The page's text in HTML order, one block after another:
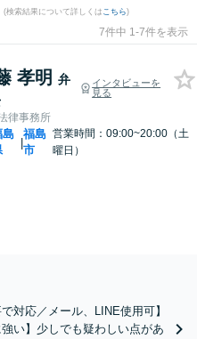
(検索結果について詳しくは こちら)
7件中 1-7件を表示
孝明 弁
インタビューを
見る
律事務所
島
|
福島
市
営業時間：09:00~20:00（土
曜日）
対応／メール、LINE使用可】
い】少しでも疑わしい点があ